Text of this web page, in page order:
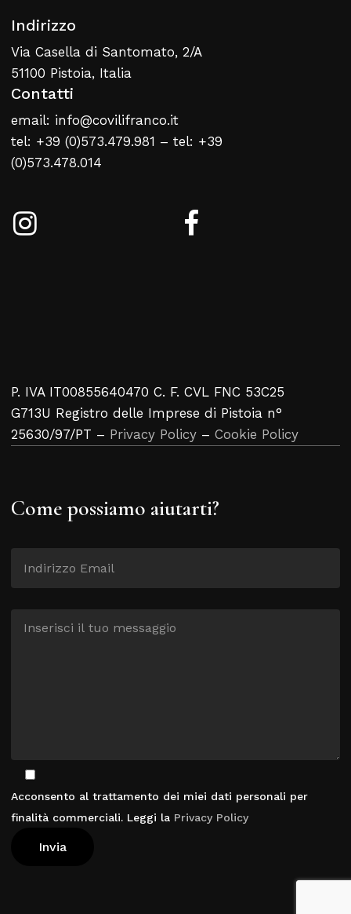
Indirizzo
Via Casella di Santomato, 2/A
51100 Pistoia, Italia
Contatti
email: info@covilifranco.it
tel: +39 (0)573.479.981 – tel: +39
(0)573.478.014
P. IVA IT00855640470 C. F. CVL FNC 53C25
G713U Registro delle Imprese di Pistoia n°
25630/97/PT – Privacy Policy – Cookie Policy
Come possiamo aiutarti?
Acconsento al trattamento dei miei dati personali per
finalità commerciali. Leggi la Privacy Policy